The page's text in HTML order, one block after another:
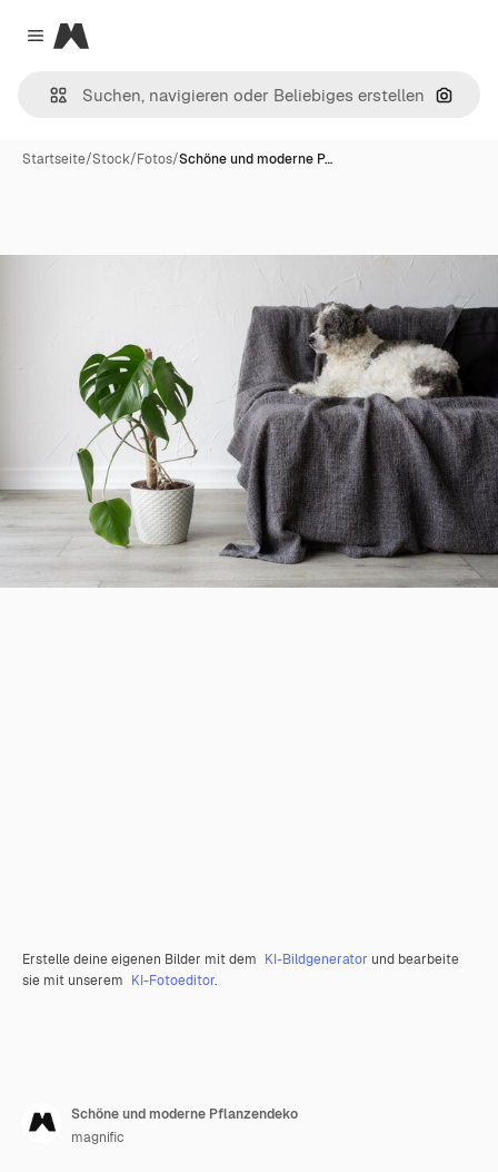
Close menu
Magnific
Nach
Startseite/Stock/Fotos/Schöne und moderne P…
Erstelle deine eigenen Bilder mit dem KI-Bildgenerator und bearbeite
sie mit unserem KI-Fotoeditor.
Schöne und moderne Pflanzendeko
magnific